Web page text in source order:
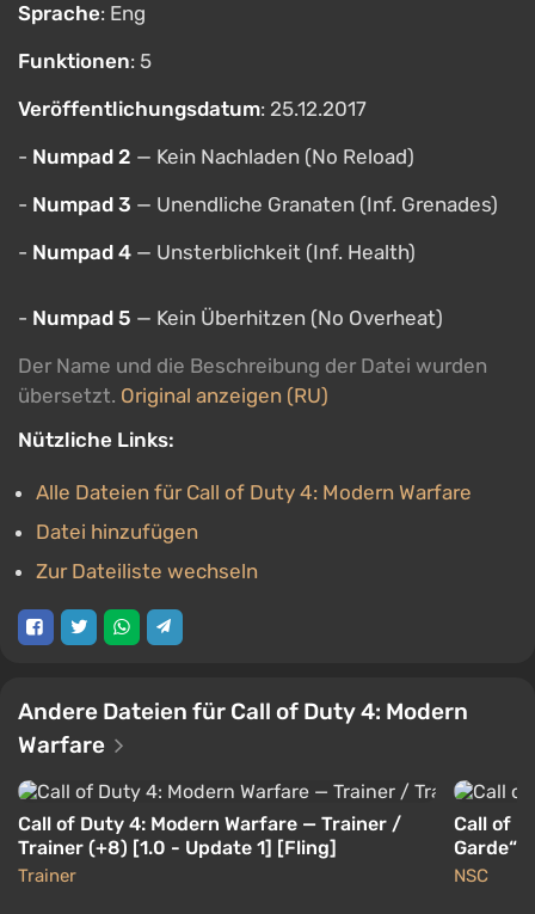
Sprache: Eng
Funktionen: 5
Veröffentlichungsdatum: 25.12.2017
- Numpad 2 — Kein Nachladen (No Reload)
- Numpad 3 — Unendliche Granaten (Inf. Grenades)
- Numpad 4 — Unsterblichkeit (Inf. Health)
- Numpad 5 — Kein Überhitzen (No Overheat)
Der Name und die Beschreibung der Datei wurden
übersetzt. Original anzeigen (RU)
Nützliche Links:
Alle Dateien für Call of Duty 4: Modern Warfare
Datei hinzufügen
Zur Dateiliste wechseln
Andere Dateien für Call of Duty 4: Modern
Warfare
Call of Duty 4: Modern Warfare — Trainer /
Trainer (+8) [1.0 - Update 1] [Fling]
Trainer
Call of
Garde“
NSC